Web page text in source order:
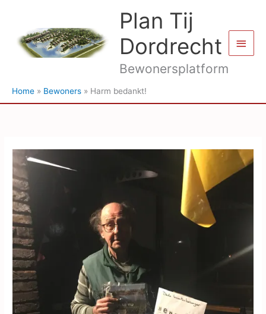
inhoud
Plan Tij
Dordrecht
Bewonersplatform
Home Bewoners Harm bedankt!